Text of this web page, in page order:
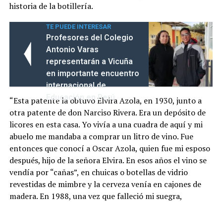
historia de la botillería.
TE PUEDE INTERESAR
Profesores del Colegio
Antonio Varas
representarán a Vicuña
en importante encuentro
internacional de
Educación en Perú
“Esta patente la obtuvo Elvira Azola, en 1930, junto a
otra patente de don Narciso Rivera. Era un depósito de
licores en esta casa. Yo vivía a una cuadra de aquí y mi
abuelo me mandaba a comprar un litro de vino. Fue
entonces que conocí a Oscar Azola, quien fue mi esposo
después, hijo de la señora Elvira. En esos años el vino se
vendía por “cañas”, en chuicas o botellas de vidrio
revestidas de mimbre y la cerveza venía en cajones de
madera. En 1988, una vez que falleció mi suegra,